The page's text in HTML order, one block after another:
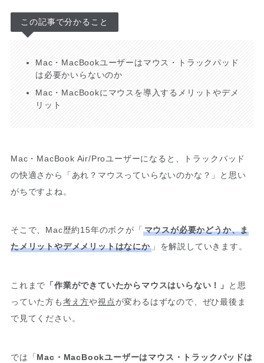
この記事で分かること
Mac・MacBookユーザーはマウス・トラックパッド
は必要かいらないのか
Mac・MacBookにマウスを導入するメリットやデメ
リット
Mac・MacBook Air/Proユーザーになると、トラックパッド
の快適さから「あれ？マウスっていらないのかな？」と思い
がちですよね。
そこで、Mac歴約15年のボクが「 マウスが必要かどうか、ま
たメリットやデメメリットはなにか」を解説していきます。
これまで 「作業ができていたからマウスはいらない！」
と思
っていた方も考え方や視点が変わるはずなので、ぜひ最後ま
で見てください。
では「 Mac・MacBookユーザーはマウス・トラックパッドは